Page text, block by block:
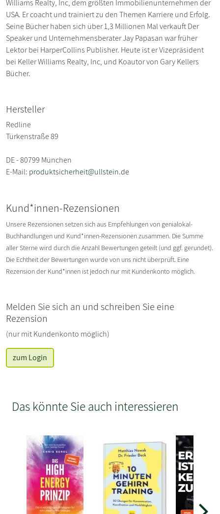
Williams Realty, Inc, dem größten Immobilienunternehmen der
USA. Er coacht und trainiert zu den Themen Karriere und Erfolg.
Seine Bücher haben sich über 1,3 Millionen Mal verkauft Der
Speaker und Unternehmensberater Jay Papasan war früher
Lektor bei HarperCollins Publisher. Heute ist er Vizepräsident
bei Keller Williams Realty, Inc, und Koautor von Gary Kellers
Bücher.
Hersteller
Redline
Türkenstraße 89
DE - 80799 München
E-Mail: produktsicherheit@ullstein.de
Kund*innen-Rezensionen
Unsere Rezensionen setzen sich aus Empfehlungen von genialokal-
Buchhandlungen und Kund*innen-Rezensionen zusammen. Die Summe
aller Sterne wird durch die Anzahl Bewertungen geteilt (und ggf. gerundet).
Die Echtheit der Bewertungen wurde von uns nicht überprüft. Eine
Rezension der Kund*innen ist jedoch nur mit Kundenkonto möglich.
Melden Sie sich an und schreiben Sie eine
Rezension
(nur mit Kundenkonto möglich)
zum Login
Das könnte Sie auch interessieren